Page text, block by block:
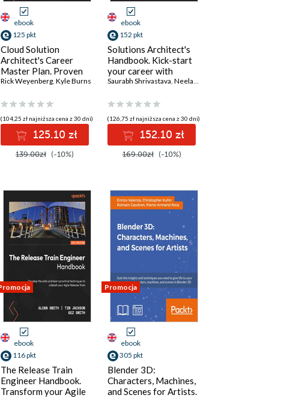
ebook
125 pkt
Cloud Solution
Architect's Career
Master Plan. Proven
techniques and
you become a
successful solution
architect
Rick Weyenberg, Kyle Burns
(104,25 zł najniższa cena z 30 dni)
125.10 zł
139.00zł (-10%)
ebook
152 pkt
Solutions Architect's
Handbook. Kick-start
your career with
architecture design
and generative AI
techniques - Third
Edition
Saurabh Shrivastava, Neelanjali Srivastav
(126,75 zł najniższa cena z 30 dni)
152.10 zł
169.00zł (-10%)
ebook
116 pkt
The Release Train
Engineer Handbook.
Transform your Agile
Promocja
ebook
305 pkt
Blender 3D:
Characters, Machines,
and Scenes for Artists.